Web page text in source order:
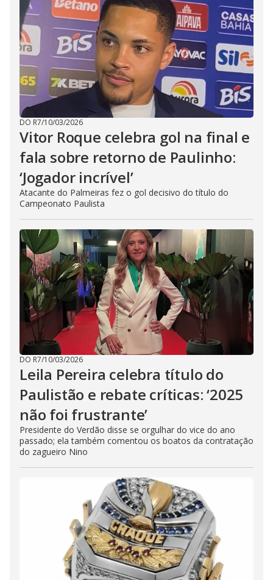
DO R7/10/03/2026
Vitor Roque celebra gol na final e
fala sobre retorno de Paulinho:
‘Jogador incrível’
Atacante do Palmeiras fez o gol decisivo do título do
Campeonato Paulista
DO R7/10/03/2026
Leila Pereira celebra título do
Paulistão e rebate críticas: ‘2025
não foi frustrante’
Presidente do Verdão disse se orgulhar do vice do ano
passado; ela também comentou os boatos da contratação
do zagueiro Nino